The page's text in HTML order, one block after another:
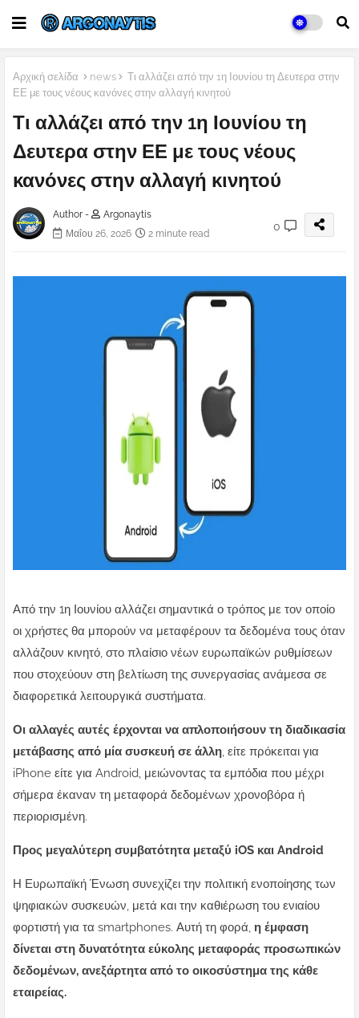
Αρχική σελίδα news
Τι αλλάζει από την 1η Ιουνίου τη Δευτερα στην
ΕΕ με τους νέους κανόνες στην αλλαγή κινητού
Τι αλλάζει από την 1η Ιουνίου τη
Δευτερα στην ΕΕ με τους νέους
κανόνες στην αλλαγή κινητού
Author -
Argonaytis
Μαΐου 26, 2026
2 minute read
0
Από την 1η Ιουνίου αλλάζει σημαντικά ο τρόπος με τον οποίο
οι χρήστες θα μπορούν να μεταφέρουν τα δεδομένα τους όταν
αλλάζουν κινητό, στο πλαίσιο νέων ευρωπαϊκών ρυθμίσεων
που στοχεύουν στη βελτίωση της συνεργασίας ανάμεσα σε
διαφορετικά λειτουργικά συστήματα.
Οι αλλαγές αυτές έρχονται να απλοποιήσουν τη διαδικασία
μετάβασης από μία συσκευή σε άλλη, είτε πρόκειται για
iPhone είτε για Android, μειώνοντας τα εμπόδια που μέχρι
σήμερα έκαναν τη μεταφορά δεδομένων χρονοβόρα ή
περιορισμένη.
Προς μεγαλύτερη συμβατότητα μεταξύ iOS και Android
Η Ευρωπαϊκή Ένωση συνεχίζει την πολιτική ενοποίησης των
ψηφιακών συσκευών, μετά και την καθιέρωση του ενιαίου
φορτιστή για τα smartphones. Αυτή τη φορά, η έμφαση
δίνεται στη δυνατότητα εύκολης μεταφοράς προσωπικών
δεδομένων, ανεξάρτητα από το οικοσύστημα της κάθε
εταιρείας.